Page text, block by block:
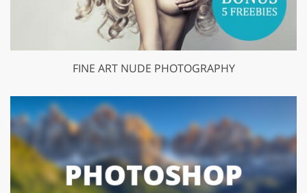
FINE ART NUDE PHOTOGRAPHY